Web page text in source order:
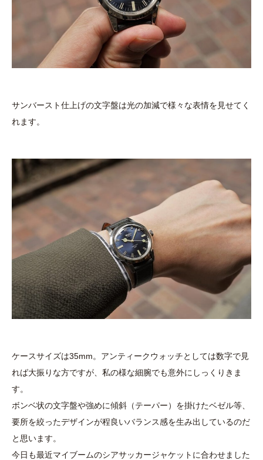
サンバースト仕上げの文字盤は光の加減で様々な表情を見せてく
れます。
ケースサイズは35mm。アンティークウォッチとしては数字で見
れば大振りな方ですが、私の様な細腕でも意外にしっくりきま
す。
ボンベ状の文字盤や強めに傾斜（テーパー）を掛けたベゼル等、
要所を絞ったデザインが程良いバランス感を生み出しているのだ
と思います。
今日も最近マイブームのシアサッカージャケットに合わせました